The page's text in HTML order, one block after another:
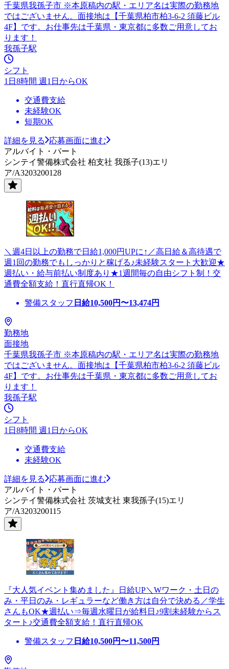
千葉県我孫子市 ※本原稿内の駅・エリア名は実際の勤務地
ではございません。面接地は【千葉県柏市柏3-6-2 須藤ビル
4F】です。お仕事先は千葉県・東京都に多数ご用意してお
ります！
我孫子駅
シフト
1日8時間 週1日からOK
交通費支給
未経験OK
短期OK
詳細を見る
応募画面に進む
アルバイト・パート
シンテイ警備株式会社 柏支社 我孫子(13)エリ
ア/A3203200128
＼週4日以上の勤務で日給1,000円UPに↑／高日給＆高待遇で
週1回の勤務でもしっかりと稼げる♪未経験スタート大歓迎★
週払い・給与前払い制度あり★1週間毎の自由シフト制！交
通費全額支給！直行直帰OK！
警備スタッフ 日給10,500円〜13,474円
勤務地
面接地
千葉県我孫子市 ※本原稿内の駅・エリア名は実際の勤務地
ではございません。面接地は【千葉県柏市柏3-6-2 須藤ビル
4F】です。お仕事先は千葉県・東京都に多数ご用意してお
ります！
我孫子駅
シフト
1日8時間 週1日からOK
交通費支給
未経験OK
詳細を見る
応募画面に進む
アルバイト・パート
シンテイ警備株式会社 茨城支社 東我孫子(15)エリ
ア/A3203200115
『大人気イベント集めました』日給UP＼Wワーク・土日の
み・平日のみ・レギュラーなど働き方は自分で決める／学生
さんもOK★週払い⇒毎週水曜日が給料日♪9割未経験からス
タート♪交通費全額支給！直行直帰OK
警備スタッフ 日給10,500円〜11,500円